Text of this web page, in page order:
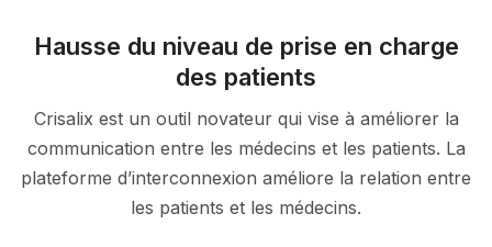
Hausse du niveau de prise en charge
des patients
Crisalix est un outil novateur qui vise à améliorer la
communication entre les médecins et les patients. La
plateforme d’interconnexion améliore la relation entre
les patients et les médecins.